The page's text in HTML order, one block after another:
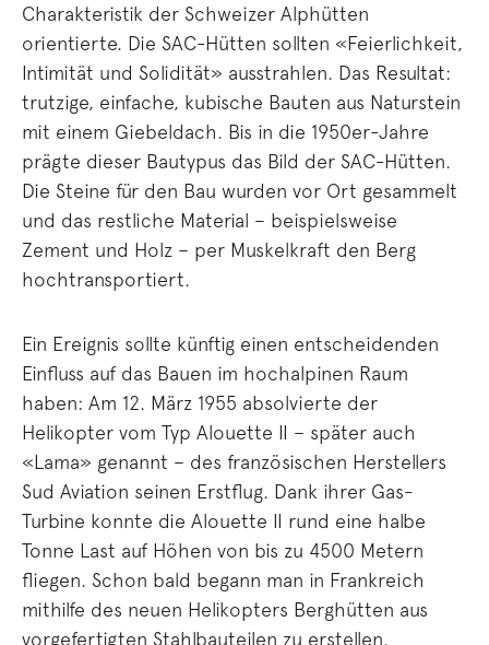
Charakteristik der Schweizer Alphütten
orientierte. Die SAC-Hütten sollten «Feierlichkeit,
Intimität und Solidität» ausstrahlen. Das Resultat:
trutzige, einfache, kubische Bauten aus Naturstein
mit einem Giebeldach. Bis in die 1950er-Jahre
prägte dieser Bautypus das Bild der SAC-Hütten.
Die Steine für den Bau wurden vor Ort gesammelt
und das restliche Material – beispielsweise
Zement und Holz – per Muskelkraft den Berg
hochtransportiert.
Ein Ereignis sollte künftig einen entscheidenden
Einfluss auf das Bauen im hochalpinen Raum
haben: Am 12. März 1955 absolvierte der
Helikopter vom Typ Alouette II – später auch
«Lama» genannt – des französischen Herstellers
Sud Aviation seinen Erstflug. Dank ihrer Gas-
Turbine konnte die Alouette II rund eine halbe
Tonne Last auf Höhen von bis zu 4500 Metern
fliegen. Schon bald begann man in Frankreich
mithilfe des neuen Helikopters Berghütten aus
vorgefertigten Stahlbauteilen zu erstellen.